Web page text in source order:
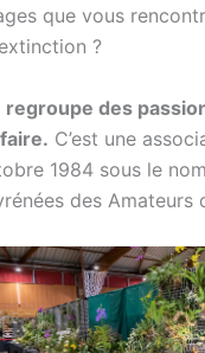
que vous
?
des
C’est une
1984 sous le
des Amateurs